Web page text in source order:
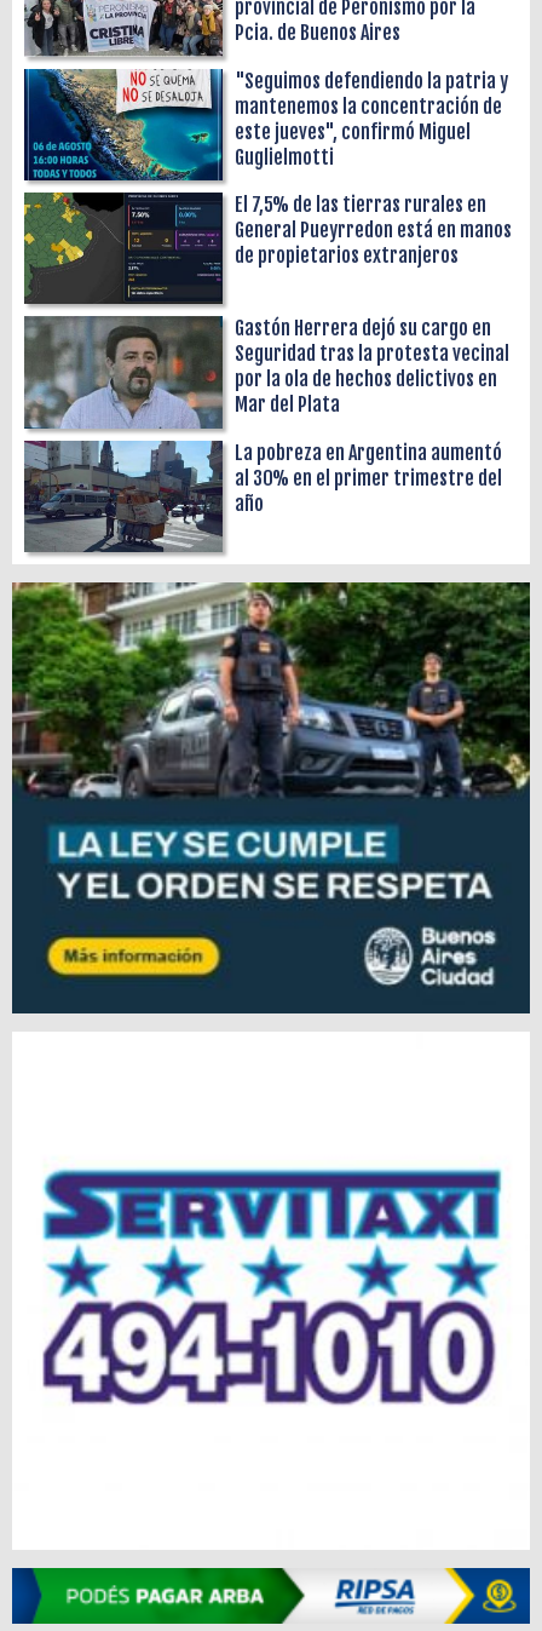
provincial de Peronismo por la
Pcia. de Buenos Aires
"Seguimos defendiendo la patria y
mantenemos la concentración de
este jueves", confirmó Miguel
Guglielmotti
El 7,5% de las tierras rurales en
General Pueyrredon está en manos
de propietarios extranjeros
Gastón Herrera dejó su cargo en
Seguridad tras la protesta vecinal
por la ola de hechos delictivos en
Mar del Plata
La pobreza en Argentina aumentó
al 30% en el primer trimestre del
año